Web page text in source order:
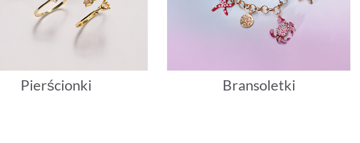
Pierścionki Bransoletki